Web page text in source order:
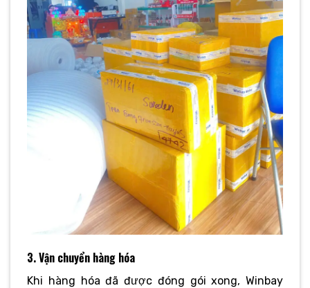
3. Vận chuyển hàng hóa
Khi hàng hóa đã được đóng gói xong, Winbay